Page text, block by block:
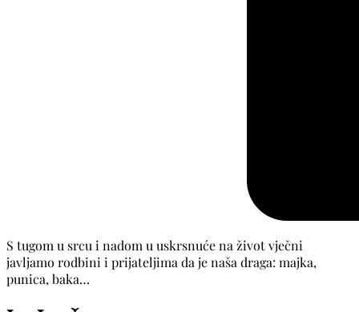
S tugom u srcu i nadom u uskrsnuće na život vječni
javljamo rodbini i prijateljima da je naša draga: majka,
punica, baka…